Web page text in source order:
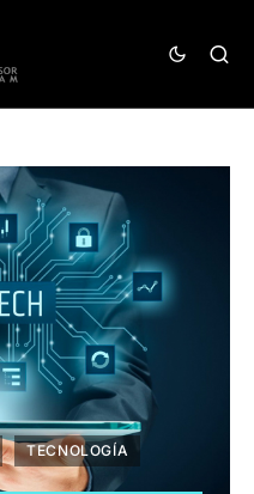
TECNOLOGÍA